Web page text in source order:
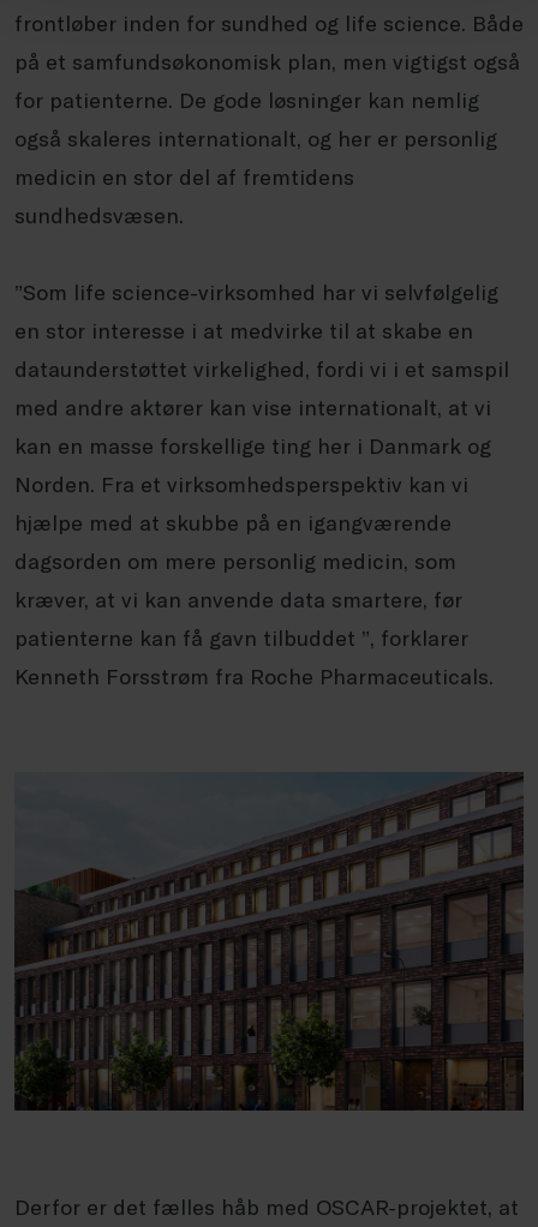
frontløber inden for sundhed og life science. Både
på et samfundsøkonomisk plan, men vigtigst også
for patienterne. De gode løsninger kan nemlig
også skaleres internationalt, og her er personlig
medicin en stor del af fremtidens
sundhedsvæsen.
”Som life science-virksomhed har vi selvfølgelig
en stor interesse i at medvirke til at skabe en
dataunderstøttet virkelighed, fordi vi i et samspil
med andre aktører kan vise internationalt, at vi
kan en masse forskellige ting her i Danmark og
Norden. Fra et virksomhedsperspektiv kan vi
hjælpe med at skubbe på en igangværende
dagsorden om mere personlig medicin, som
kræver, at vi kan anvende data smartere, før
patienterne kan få gavn tilbuddet ”, forklarer
Kenneth Forsstrøm fra Roche Pharmaceuticals.
Derfor er det fælles håb med OSCAR-projektet, at